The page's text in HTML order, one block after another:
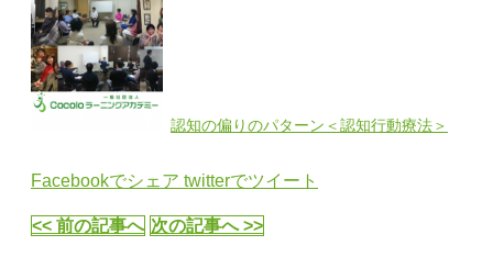
認知の偏りのパターン＜認知行動療法＞
Facebookでシェア twitterでツイート
<< 前の記事へ 次の記事へ >>